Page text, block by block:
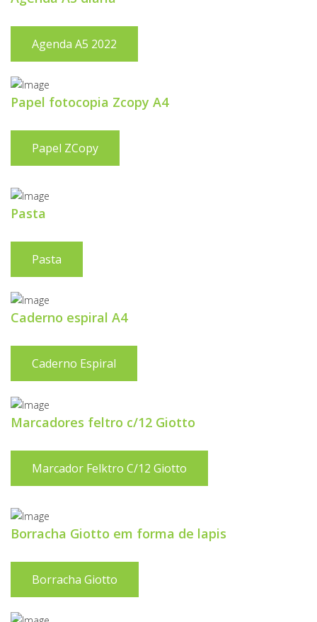
Agenda A5 2022
Papel fotocopia Zcopy A4
Papel ZCopy
Pasta
Pasta
Caderno espiral A4
Caderno Espiral
Marcadores feltro c/12 Giotto
Marcador Felktro C/12 Giotto
Borracha Giotto em forma de lapis
Borracha Giotto